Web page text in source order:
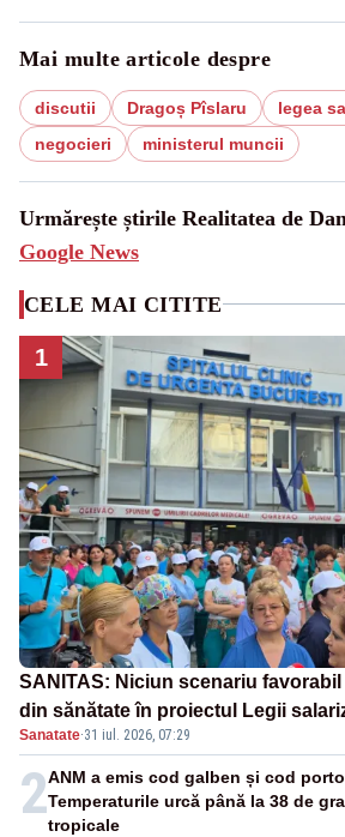
Mai multe articole despre
discutii Dragoș Pîslaru
legea
negocieri
ministerul muncii
Urmărește știrile Realitatea de
Google News
CELE MAI CITITE
1
SANITAS: Niciun scenariu
din sănătate în proiectul Legii
Sanatate·31 iul. 2026, 07:29
2ANM a emis cod galben și cod
Temperaturile urcă până la 38 de
tropicale